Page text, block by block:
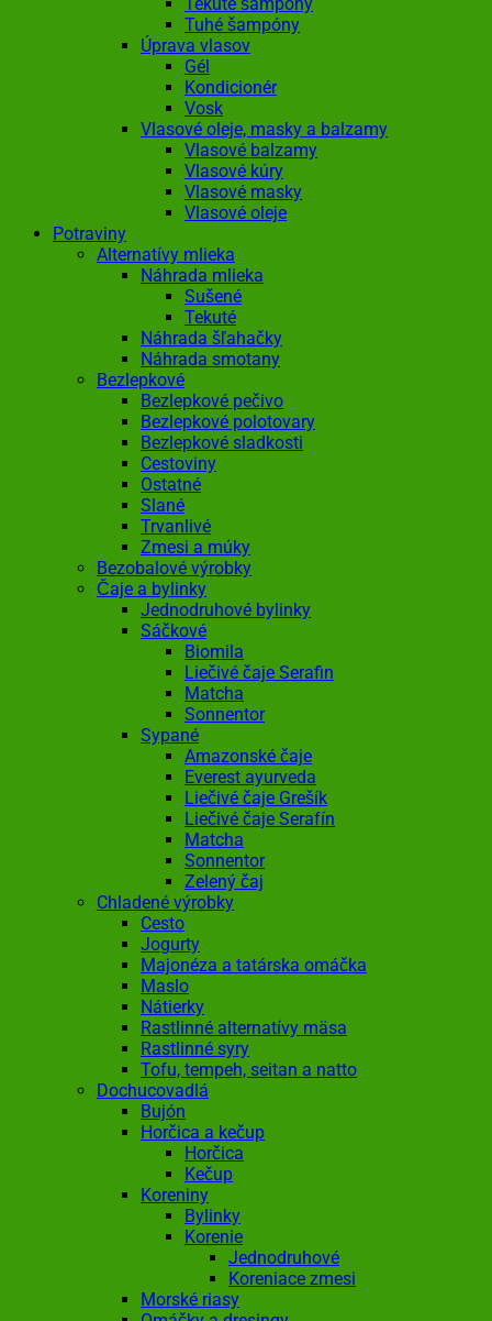
Tekuté šampóny
Tuhé šampóny
Úprava vlasov
Gél
Kondicionér
Vosk
Vlasové oleje, masky a balzamy
Vlasové balzamy
Vlasové kúry
Vlasové masky
Vlasové oleje
Potraviny
Alternatívy mlieka
Náhrada mlieka
Sušené
Tekuté
Náhrada šľahačky
Náhrada smotany
Bezlepkové
Bezlepkové pečivo
Bezlepkové polotovary
Bezlepkové sladkosti
Cestoviny
Ostatné
Slané
Trvanlivé
Zmesi a múky
Bezobalové výrobky
Čaje a bylinky
Jednodruhové bylinky
Sáčkové
Biomila
Liečivé čaje Serafin
Matcha
Sonnentor
Sypané
Amazonské čaje
Everest ayurveda
Liečivé čaje Grešík
Liečivé čaje Serafín
Matcha
Sonnentor
Zelený čaj
Chladené výrobky
Cesto
Jogurty
Majonéza a tatárska omáčka
Maslo
Nátierky
Rastlinné alternatívy mäsa
Rastlinné syry
Tofu, tempeh, seitan a natto
Dochucovadlá
Bujón
Horčica a kečup
Horčica
Kečup
Koreniny
Bylinky
Korenie
Jednodruhové
Koreniace zmesi
Morské riasy